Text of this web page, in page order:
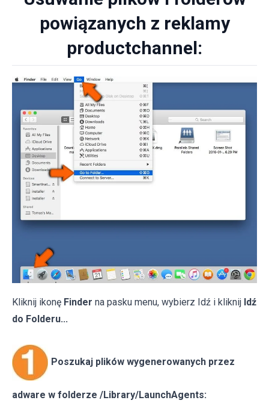
powiązanych z reklamy
productchannel:
Kliknij ikonę Finder na pasku menu, wybierz Idź i kliknij Idź
do Folderu...
Poszukaj plików wygenerowanych przez
adware w folderze /Library/LaunchAgents: